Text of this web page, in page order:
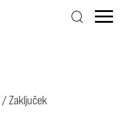
/Zaključek